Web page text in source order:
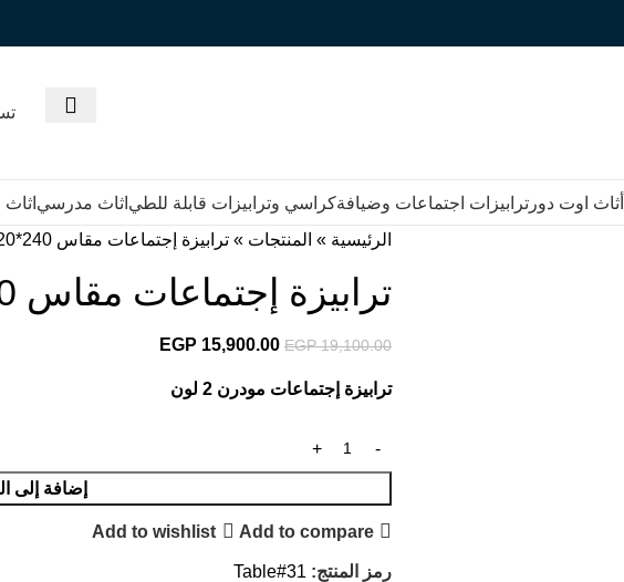
أثاث اوت دور ترابيزات اجتماعات وضيافةكراسي وترابيزات قابلة للطي اثاث مدرسي
الرئيسية » المنتجات » ترابيزة إجتماعات مقاس 240*120*75 سم
ترابيزة إجتماعات مقاس 240*120*75 سم
EGP19,100.00
EGP 15,900.00
ترابيزة إجتماعات مودرن 2 لون
إضافة إلى
Add to compare
Add to wishlist
رمز المنتج: Table#31